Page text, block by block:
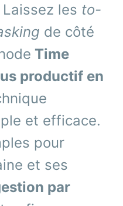
Laissez les to-
de côté
Time
productif en
et efficace.
pour
et ses
par